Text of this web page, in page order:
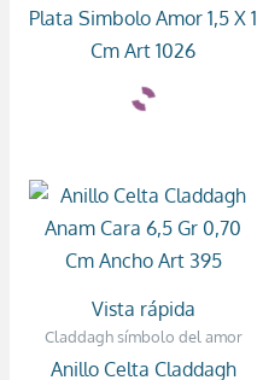
Plata Simbolo Amor 1,5 X 1
Cm Art 1026
Vista rápida
Claddagh símbolo del amor
Anillo Celta Claddagh